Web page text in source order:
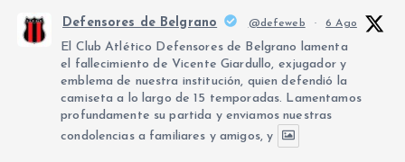
Defensores de Belgrano @defeweb · 6 Ago
El Club Atlético Defensores de Belgrano lamenta
el fallecimiento de Vicente Giardullo, exjugador y
emblema de nuestra institución, quien defendió la
camiseta a lo largo de 15 temporadas. Lamentamos
profundamente su partida y enviamos nuestras
condolencias a familiares y amigos, y